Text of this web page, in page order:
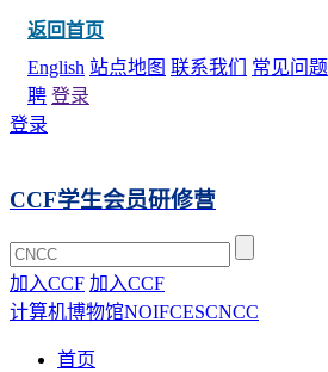
返回首页
English 站点地图 联系我们 常见问题
聘 登录
登录
CCF学生会员研修营
加入CCF 加入CCF
计算机博物馆NOIFCESCNCC
首页